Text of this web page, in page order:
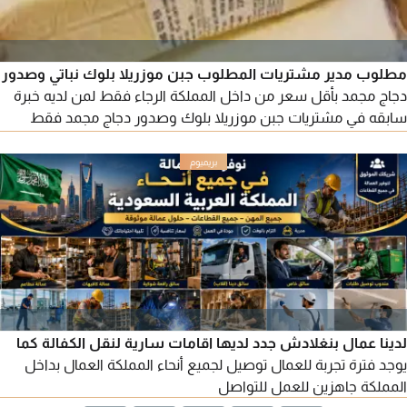
مطلوب مدير مشتريات المطلوب جبن موزريلا بلوك نباتي وصدور
دجاج مجمد بأقل سعر من داخل المملكة الرجاء فقط لمن لديه خبرة
سابقه في مشتريات جبن موزريلا بلوك وصدور دجاج مجمد فقط
لدينا عمال بنغلادش جدد لديها اقامات سارية لنقل الكفالة كما
يوجد فترة تجربة للعمال توصيل لجميع أنحاء المملكة العمال بداخل
المملكة جاهزين للعمل للتواصل